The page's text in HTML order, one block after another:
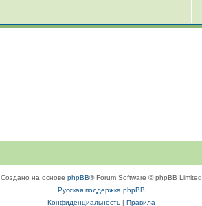
Создано на основе phpBB® Forum Software © phpBB Limited
Русская поддержка phpBB
Конфиденциальность| Правила